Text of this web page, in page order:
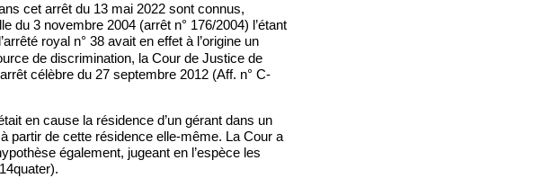
cet arrêt du 13 mai 2022 sont connus,
du 3 novembre 2004 (arrêt n° 176/2004) l’étant
royal n° 38 avait en effet à l’origine un
de discrimination, la Cour de Justice de
célèbre du 27 septembre 2012 (Aff. n° C-
en cause la résidence d’un gérant dans un
partir de cette résidence elle-même. La Cour a
également, jugeant en l’espèce les